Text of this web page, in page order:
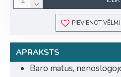
PIEVIENOT
APRAKSTS
Baro matus,